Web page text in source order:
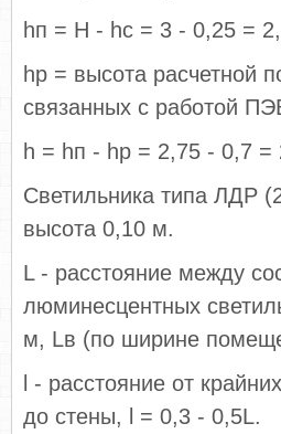
hп = H - hc = 3 - 0,25 =
hp = высота расчетной
связанных с работой
h = hп - hp = 2,75 - 0,7 =
Светильника типа ЛДР
высота 0,10 м.
L - расстояние между
люминесцентных
м, Lв (по ширине
l - расстояние от
до стены, l = 0,3 - 0,5L.